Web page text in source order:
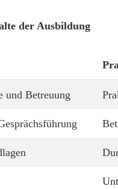
der Ausbildung
und Betreuung